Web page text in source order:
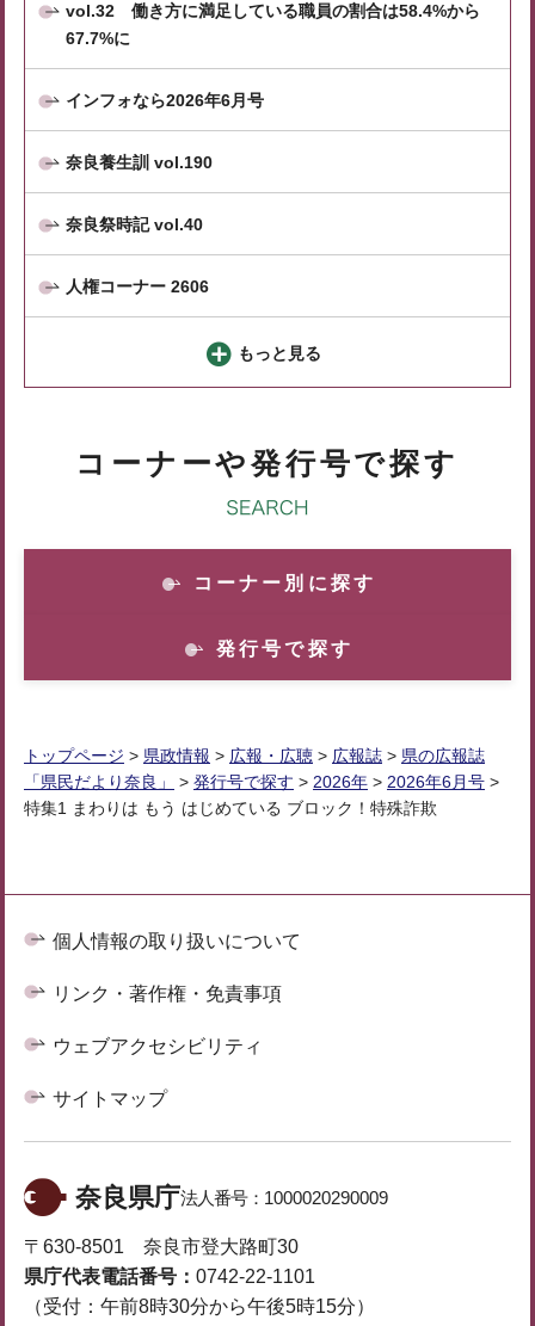
vol.32 働き方に満足している職員の割合は58.4%から
67.7%に
インフォなら2026年6月号
奈良養生訓 vol.190
奈良祭時記 vol.40
人権コーナー 2606
もっと見る
コーナーや発行号で探す
コーナー別に探す
発行号で探す
トップページ > 県政情報 > 広報・広聴 > 広報誌 > 県の広報誌
「県民だより奈良」
> 発行号で探す > 2026年 > 2026年6月号 >
特集1 まわりは もう はじめている ブロック！特殊詐欺
個人情報の取り扱いについて
リンク・著作権・免責事項
ウェブアクセシビリティ
サイトマップ
奈良県庁法人番号： 1000020290009
〒630-8501 奈良市登大路町30
県庁代表電話番号： 0742-22-1101
（受付：午前8時30分から午後5時15分）